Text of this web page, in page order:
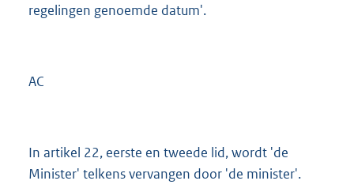
regelingen genoemde datum'.
AC
In artikel 22, eerste en tweede lid, wordt 'de
Minister' telkens vervangen door 'de minister'.